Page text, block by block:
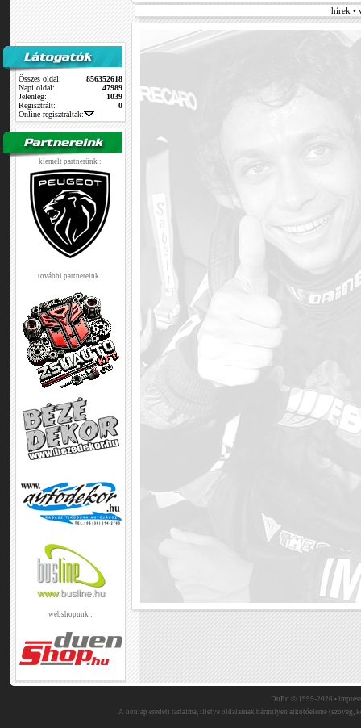
Összes oldal:
856352618
Napi oldal:
47989
Jelenleg:
1039
Regisztrált:
0
Online regisztráltak:
kiemelt partnerünk :
további partnereink :
webshopunk :
hírek •
DuEn © 1999-2026 •
A honlap eredeti tartalma, illetve oldalainak bármilyen alkotóeleme (szöveg,